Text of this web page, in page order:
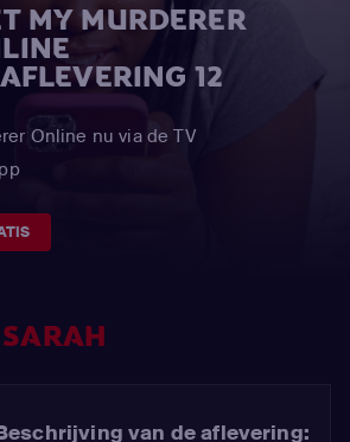
MY MURDERER
12
Online nu via de TV
SARAH
van de aflevering: